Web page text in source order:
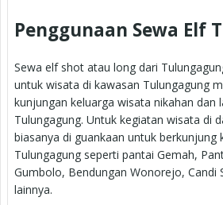
Penggunaan Sewa Elf
Sewa elf shot atau long dari
untuk wisata di kawasan Tulungagung
kunjungan keluarga wisata nikahan dan
Tulungagung. Untuk kegiatan wisata di
biasanya di guankaan untuk berkunjung
Tulungagung seperti pantai Gemah,
Gumbolo, Bendungan Wonorejo, Candi
lainnya.